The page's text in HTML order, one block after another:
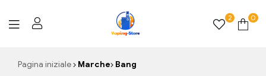
2 0
Pagina iniziale Marche Bang